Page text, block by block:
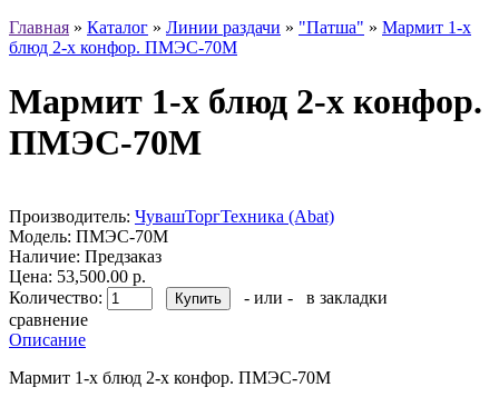
Главная » Каталог » Линии раздачи » "Патша" » Мармит 1-х
блюд 2-х конфор. ПМЭС-70М
Мармит 1-х блюд 2-х конфор.
ПМЭС-70М
Производитель: ЧувашТоргТехника (Abat)
Модель: ПМЭС-70М
Наличие: Предзаказ
Цена: 53,500.00 р.
Количество:
- или -
в закладки
сравнение
Описание
Мармит 1-х блюд 2-х конфор. ПМЭС-70М